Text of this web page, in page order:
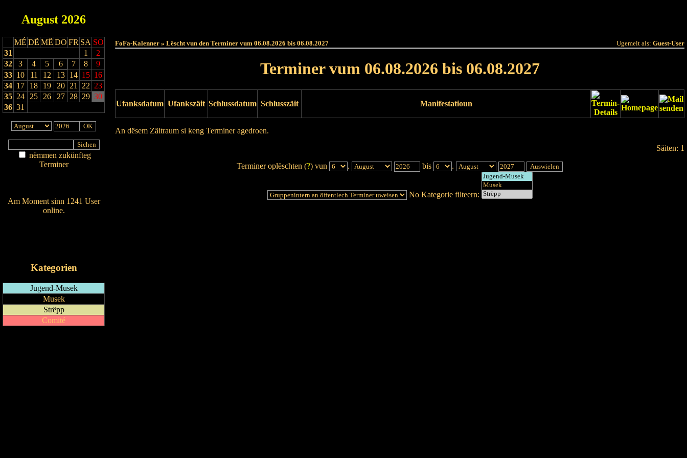
August 2026
MÉ DË MË DO FR SA SO
31
1
2
32
3 4 5 6 7 8
9
33 10 11 12 13 14 15 16
34 17 18 19 20 21 22 23
35 24 25 26 27 28 29 30
36 31
nëmmen zukünfteg
Terminer
Am Moment sinn 1241 User
online.
Kategorien
Jugend-Musek
Musek
Strëpp
Comité
FoFa-Kalenner » Lëscht vun den Terminer vum 06.08.2026 bis 06.08.2027 Ugemelt als: Guest-User
Terminer vum 06.08.2026 bis 06.08.2027
Ufanksdatum Ufankszäit Schlussdatum Schlusszäit Manifestatioun
An dësem Zäitraum si keng Terminer agedroen.
Säiten: 1
Terminer oplëschten (?) vun . bis .
No Kategorie filteern: